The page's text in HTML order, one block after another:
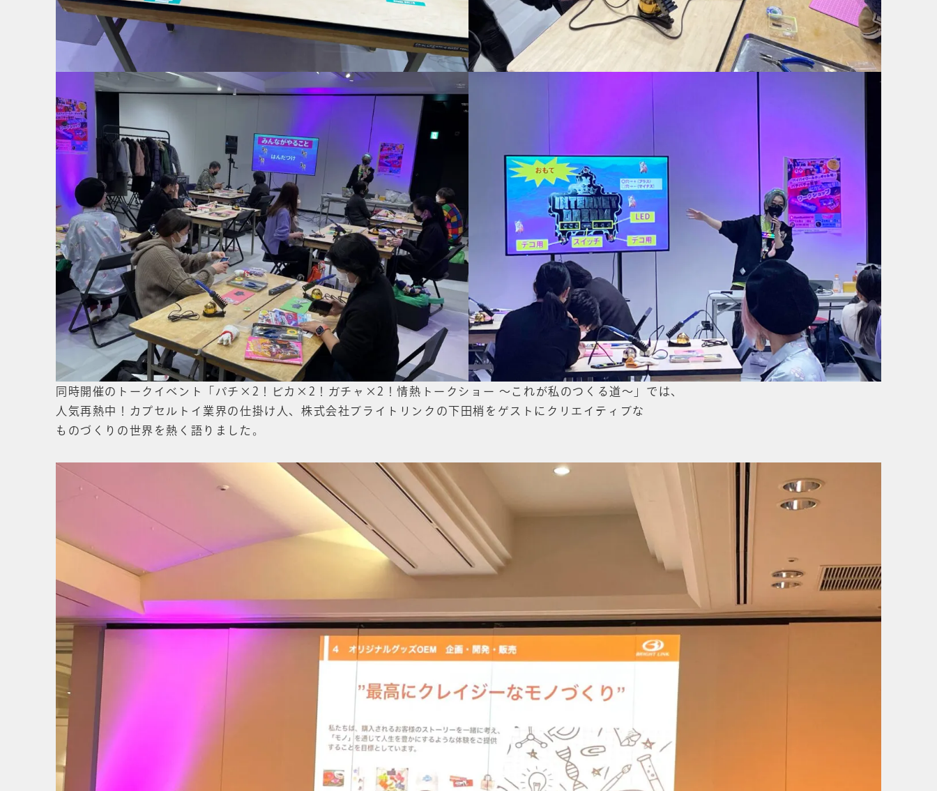
同時開催のトークイベント「パチ×2！ビカ×2！ガチャ×2！情熱トークショー ～これが私のつくる道～」では、
人気再熱中！カプセルトイ業界の仕掛け人、株式会社ブライトリンクの下田梢をゲストにクリエイティブな
ものづくりの世界を熱く語りました。